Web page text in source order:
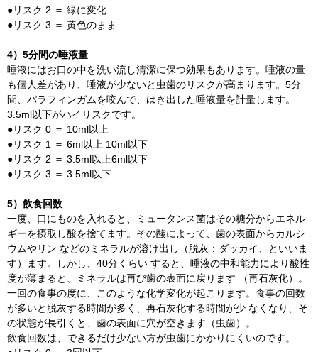
●リスク 2 ＝ 緑に変化
●リスク 3 ＝ 黄色のまま
4）5分間の唾液量
唾液にはお口の中を洗い流し清潔に保つ効果もあります。唾液の量
も個人差があり、唾液が少ないと虫歯のリスクが高まります。5分
間、パラフィンガムを咬んで、はき出した唾液量を計量します。
3.5ml以下がハイリスクです。
●リスク 0 ＝ 10ml以上
●リスク 1 ＝ 6ml以上 10ml以下
●リスク 2 ＝ 3.5ml以上6ml以下
●リスク 3 ＝ 3.5ml以下
5）飲食回数
一度、口にものを入れると、ミュータンス菌はその糖分からエネル
ギーを摂取し酸を捨てます。その酸によって、歯の表面からカルシ
ウムやリン などのミネラルが溶け出し（脱灰：ダッカイ、といいま
す）ます。しかし、40分くらい すると、唾液の中和能力により酸性
度が薄まると、ミネラルは再び歯の表面に戻ります （再石灰化）。
一回の食事の度に、このような化学変化が起こります。食事の回数
が多いと脱灰する時間が多く、再石灰化する時間が少 なくなり、そ
の状態が長引くと、歯の表面に穴が空きます（虫歯）。
飲食回数は、できるだけ少ない方が虫歯にかかりにくいのです。